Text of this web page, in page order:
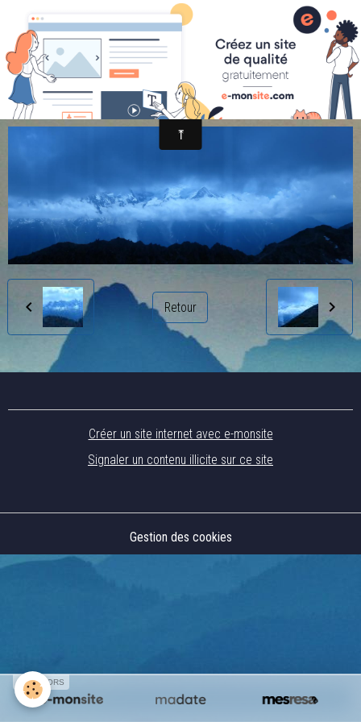
randonnée et découverte nature
P1030903
Retour
Créer un site internet avec e-monsite
Signaler un contenu illicite sur ce site
Gestion des cookies
SPONSORS